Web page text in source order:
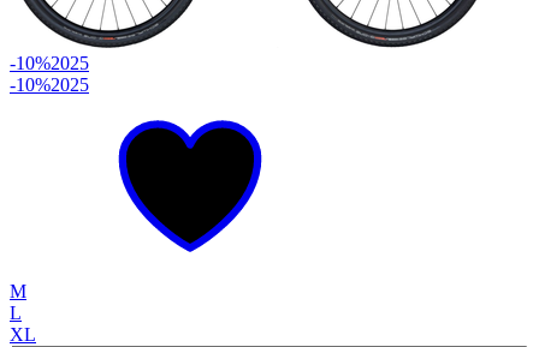
-10%2025
-10%2025
M
L
XL